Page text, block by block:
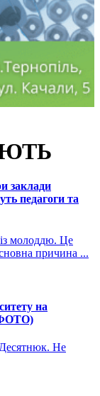
заклади
педагоги та
молоддю. Це
причина ...
на
Не